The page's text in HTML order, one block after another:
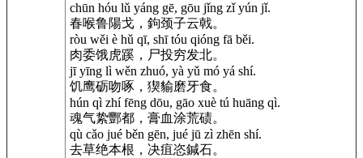
chūn hóu lǔ yáng gē, gōu jǐng zǐ yún jǐ.
春喉鲁陽戈，鉤颈子云戟。
ròu wěi è hǔ qī, shī tóu qióng fā běi.
肉委饿虎蹊，尸投穷发北。
jī yīng lì wěn zhuó, yà yǔ mó yá shí.
饥鹰砺吻啄，猰貐磨牙食。
hún qì zhí fēng dōu, gāo xuè tú huāng qì.
魂气絷酆都，膏血涂荒碛。
qù cǎo jué běn gēn, jué jū zì zhēn shí.
去草绝本根，决疽恣鍼石。